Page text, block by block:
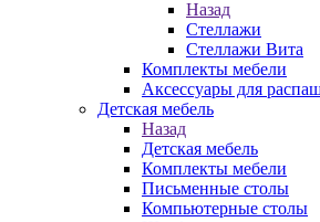
Назад
Стеллажи
Стеллажи Вита
Комплекты мебели
Аксессуары для
Детская мебель
Назад
Детская мебель
Комплекты мебели
Письменные столы
Компьютерные столы